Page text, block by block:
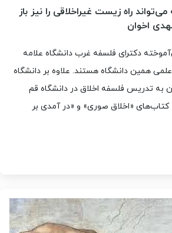
راه زیست غیراخلاقی را نیز باز
اخوان
دکترای فلسفه غرب دانشگاه علامه
همین دانشگاه هستند. علاوه بر دانشگاه
به تدریس فلسفه اخلاق در دانشگاه قم
«اخلاق صوری» و «در آمدی بر